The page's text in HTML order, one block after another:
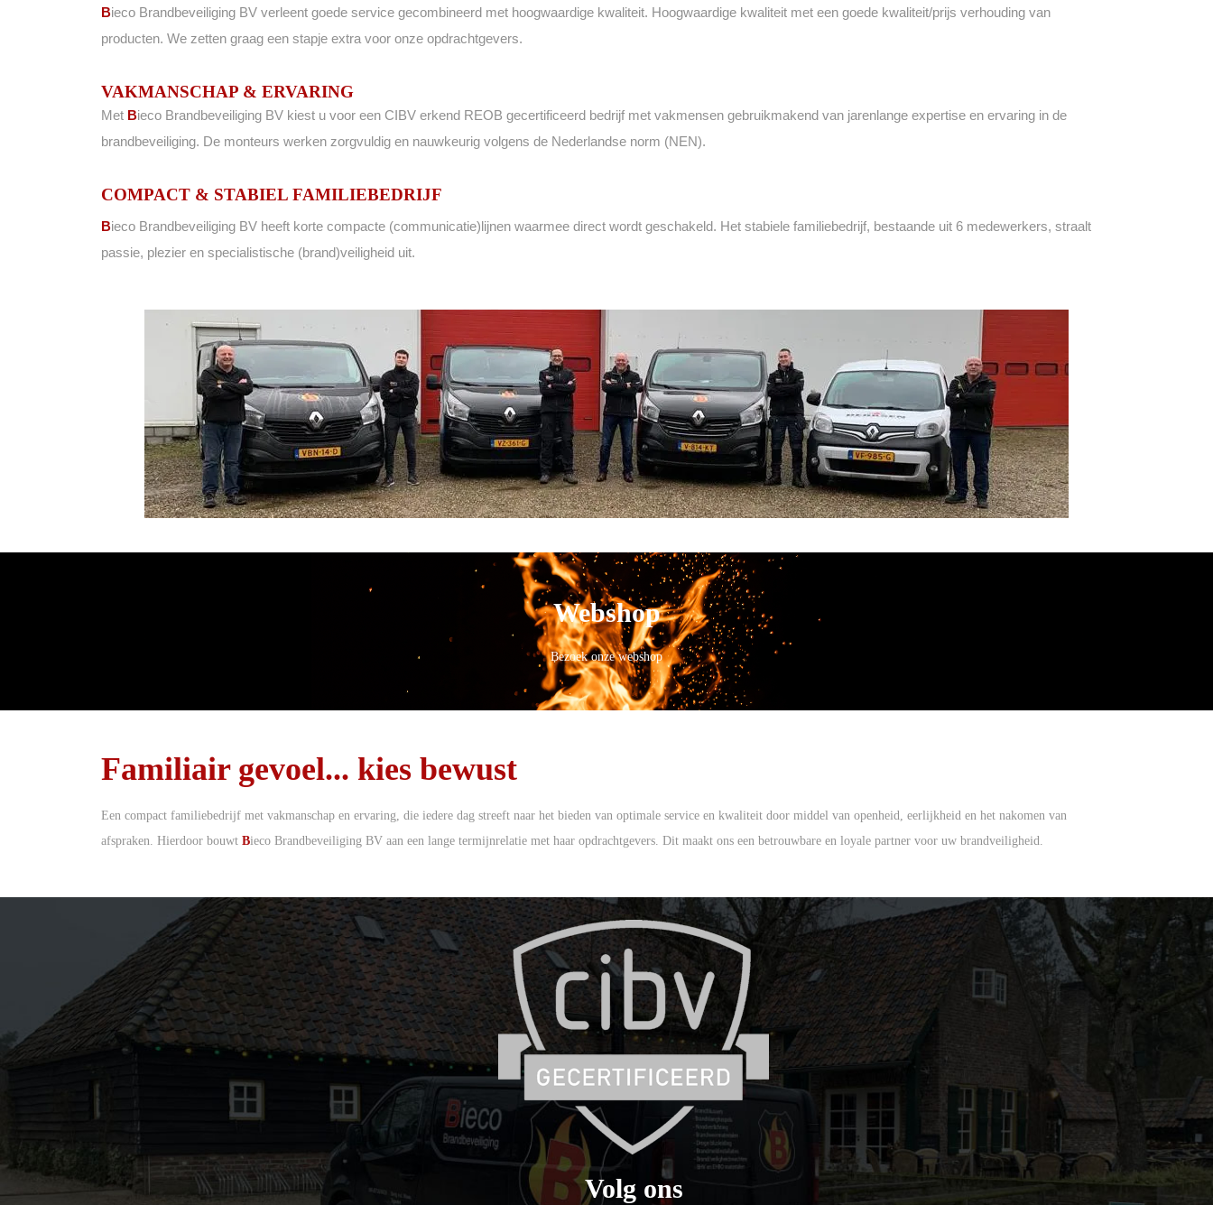
Bieco Brandbeveiliging BV verleent goede service gecombineerd met hoogwaardige kwaliteit. Hoogwaardige kwaliteit met een goede kwaliteit/prijs verhouding van
producten. We zetten graag een stapje extra voor onze opdrachtgevers.
VAKMANSCHAP & ERVARING
Met Bieco Brandbeveiliging BV kiest u voor een CIBV erkend REOB gecertificeerd bedrijf met vakmensen gebruikmakend van jarenlange expertise en ervaring in de
brandbeveiliging. De monteurs werken zorgvuldig en nauwkeurig volgens de Nederlandse norm (NEN).
COMPACT & STABIEL FAMILIEBEDRIJF
Bieco Brandbeveiliging BV heeft korte compacte (communicatie)lijnen waarmee direct wordt geschakeld. Het stabiele familiebedrijf, bestaande uit 6 medewerkers, straalt
passie, plezier en specialistische (brand)veiligheid uit.
Webshop
Bezoek onze webshop
Familiair gevoel... kies bewust
Een compact familiebedrijf met vakmanschap en ervaring, die iedere dag streeft naar het bieden van optimale service en kwaliteit door middel van openheid, eerlijkheid en het nakomen van
afspraken. Hierdoor bouwt Bieco Brandbeveiliging BV aan een lange termijnrelatie met haar opdrachtgevers. Dit maakt ons een betrouwbare en loyale partner voor uw brandveiligheid.
Volg ons